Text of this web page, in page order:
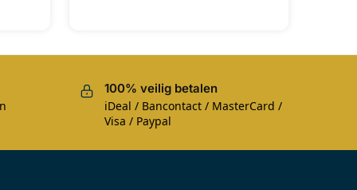
100% veilig betalen
iDeal / Bancontact / MasterCard /
Visa / Paypal